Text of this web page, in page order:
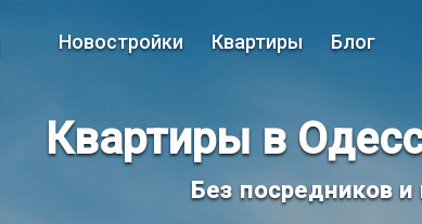
Новостройки Квартиры Блог
Квартиры в
Без посредников и